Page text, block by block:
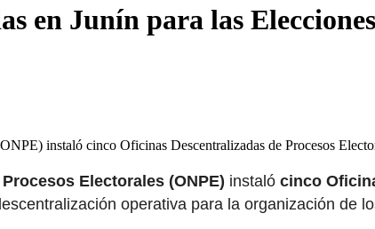
en Junín para las
instaló cinco Oficinas Descentralizadas de Procesos
Electorales (ONPE) instaló cinco
operativa para la organización de